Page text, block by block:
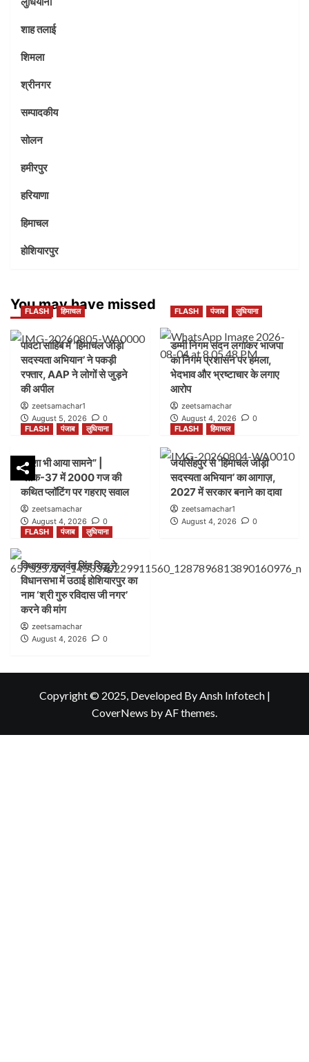
शाह तलाई
शिमला
श्रीनगर
सम्पादकीय
सोलन
हमीरपुर
हरियाणा
हिमाचल
होशियारपुर
You may have missed
FLASH हिमाचल
पांवटा साहिब में ‘हिमाचल जोड़ो
सदस्यता अभियान’ ने पकड़ी
रफ्तार, AAP ने लोगों से जुड़ने
की अपील
zeetsamachar1
August 5, 2026
0
FLASH पंजाब लुधियाना
डम्मी निगम सदन लगाकर भाजपा
का निगम प्रशासन पर हमला,
भेदभाव और भ्रष्टाचार के लगाए
आरोप
zeetsamachar
August 4, 2026
0
FLASH
पंजाब लुधियाना
नक्शा भी आया सामने” |
ब्लॉक-37 में 2000 गज की
कथित प्लॉटिंग पर गहराए सवाल
zeetsamachar
August 4, 2026
0
FLASH हिमाचल
जयसिंहपुर से ‘हिमाचल जोड़ो
सदस्यता अभियान’ का आगाज़,
2027 में सरकार बनाने का दावा
zeetsamachar1
August 4, 2026
0
FLASH
पंजाब लुधियाना
विधायक कुलवंत सिंह सिद्धू ने
विधानसभा में उठाई होशियारपुर का
नाम ‘श्री गुरु रविदास जी नगर’
करने की मांग
zeetsamachar
August 4, 2026
0
Copyright © 2025, Developed By Ansh Infotech |
CoverNews by AF themes.